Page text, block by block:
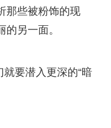
那些被粉饰的现
另一面。
要潜入更深的“暗